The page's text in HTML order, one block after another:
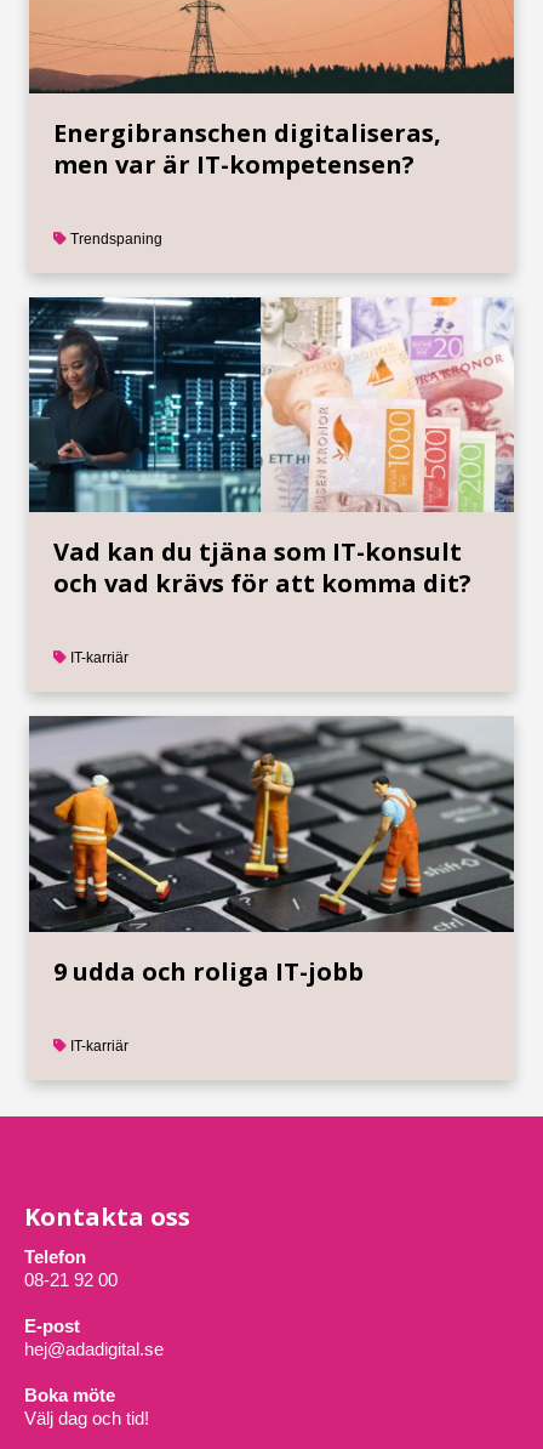
Energibranschen digitaliseras,
men var är IT-kompetensen?
Trendspaning
Vad kan du tjäna som IT-konsult
och vad krävs för att komma dit?
IT-karriär
9 udda och roliga IT-jobb
IT-karriär
Kontakta oss
Telefon
08-21 92 00
E-post
hej@adadigital.se
Boka möte
Välj dag och tid!